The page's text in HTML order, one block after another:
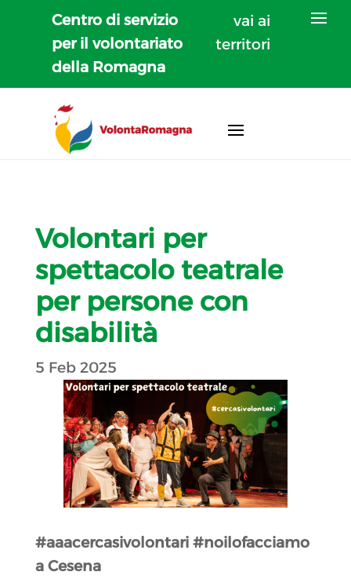
Centro di servizio
per il volontariato
della Romagna
vai ai
territori
Volontari per
spettacolo teatrale
per persone con
disabilità
5 Feb 2025
#aaacercasivolontari #noilofacciamo
a Cesena